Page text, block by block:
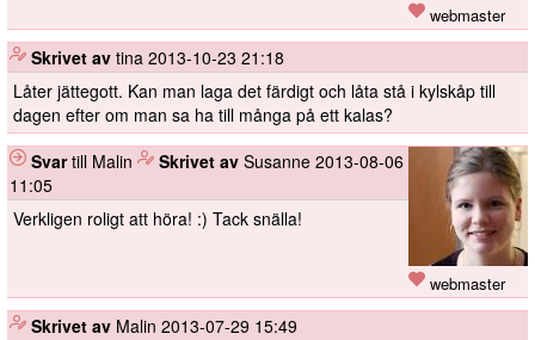
webmaster
Skrivet av tina 2013-10-23 21:18
Låter jättegott. Kan man laga det färdigt och låta stå i kylskåp till
dagen efter om man sa ha till många på ett kalas?
webmaster
Svartill Malin Skrivet av Susanne 2013-08-06
11:05
Verkligen roligt att höra! :) Tack snälla!
Skrivet av Malin 2013-07-29 15:49